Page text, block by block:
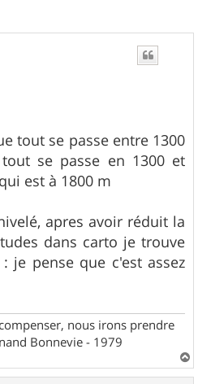
tout se passe entre 1300
se passe en 1300 et
est à 1800 m
apres avoir réduit la
dans carto je trouve
je pense que c'est assez
nous irons prendre
Bonnevie - 1979
a